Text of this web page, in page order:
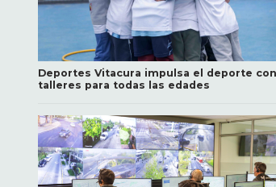
Deportes Vitacura impulsa el deporte con
talleres para todas las edades